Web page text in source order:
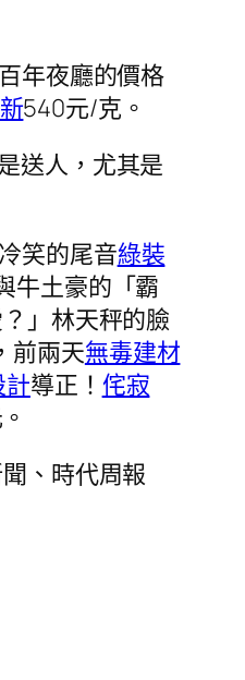
年夜廳的價格
540元/克。
送人，尤其是
笑的尾音綠裝
牛土豪的「霸
」林天秤的臉
前兩天無毒建材
導正！ 侘寂
、時代周報